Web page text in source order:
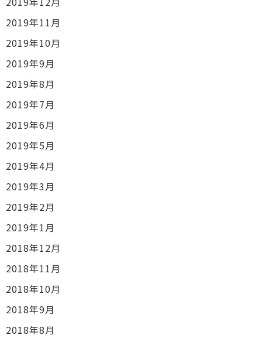
2019年11月
2019年10月
2019年9月
2019年8月
2019年7月
2019年6月
2019年5月
2019年4月
2019年3月
2019年2月
2019年1月
2018年12月
2018年11月
2018年10月
2018年9月
2018年8月